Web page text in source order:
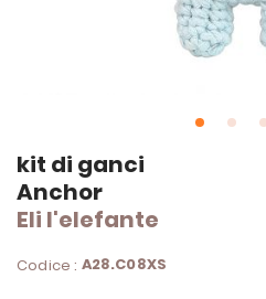
kit di ganci
Anchor
Eli l'elefante
Codice : A28.C08XS
Vai
all'inizio
della
galleria
immagini